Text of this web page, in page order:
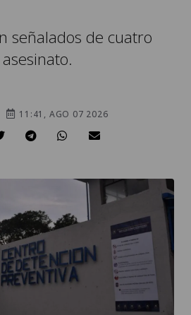
señalados de cuatro
11:41, AGO 07 2026